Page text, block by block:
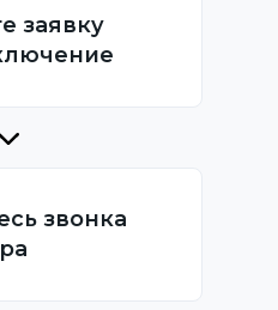
заявку
звонка